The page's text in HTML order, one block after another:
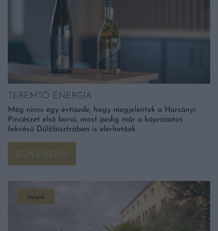
TEREMTŐ ENERGIA
Még nincs egy évtizede, hogy megjelentek a Harsányi
Pincészet első borai, most pedig már a káprázatos
fekvésű Dűlőbisztróban is elérhetőek.
BŐVEBBEN
Helyek